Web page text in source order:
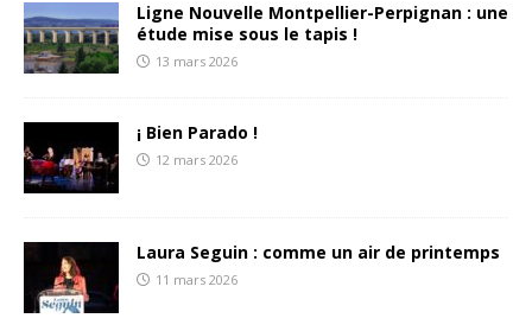
Ligne Nouvelle Montpellier-Perpignan : une
étude mise sous le tapis !
13 mars 2026
¡ Bien Parado !
12 mars 2026
Laura Seguin : comme un air de printemps
11 mars 2026